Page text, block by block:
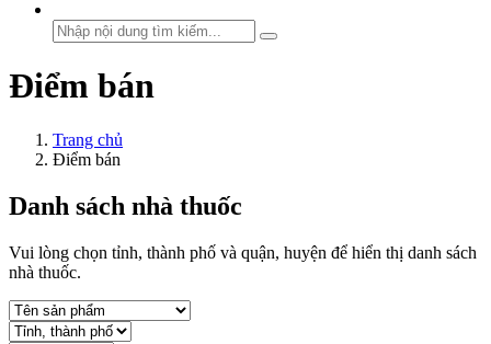
Điểm bán
Trang chủ
Điểm bán
Danh sách nhà thuốc
Vui lòng chọn tỉnh, thành phố và quận, huyện để hiển thị danh sách
nhà thuốc.